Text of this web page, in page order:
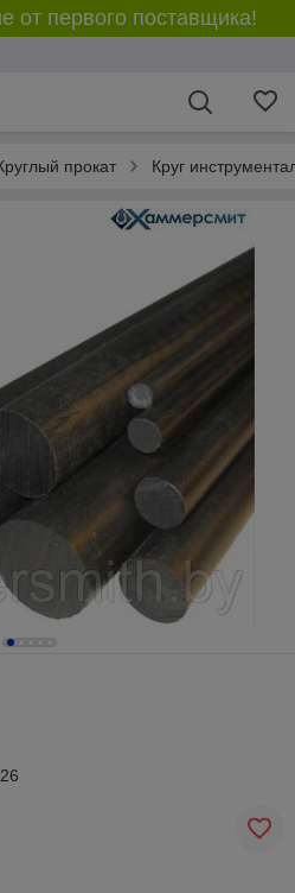
первого поставщика!
прокат Круг